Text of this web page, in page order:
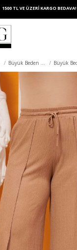
1500 TL VE ÜZERİ KARGO BEDAVA!
Büyük Beden Pantolon